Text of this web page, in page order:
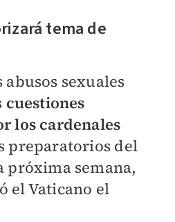
tema de
abusos sexuales
cuestiones
los cardenales
preparatorios del
próxima semana,
el Vaticano el